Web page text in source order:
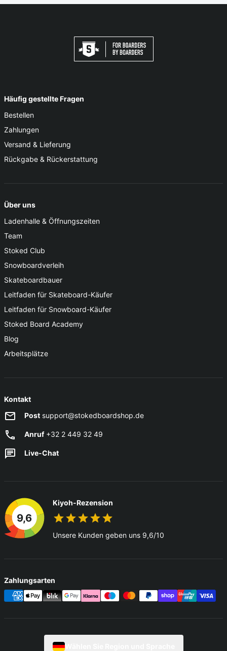
Häufig gestellte Fragen
Bestellen
Zahlungen
Versand & Lieferung
Rückgabe & Rückerstattung
Über uns
Ladenhalle & Öffnungszeiten
Team
Stoked Club
Snowboardverleih
Skateboardbauer
Leitfaden für Skateboard-Käufer
Leitfaden für Snowboard-Käufer
Stoked Board Academy
Blog
Arbeitsplätze
Kontakt
Post support@stokedboardshop.de
Anruf+32 2 449 32 49
Live-Chat
9,6
Kiyoh-Rezension
Unsere Kunden geben uns 9,6/10
Zahlungsarten
Wählen Sie Region und Sprache